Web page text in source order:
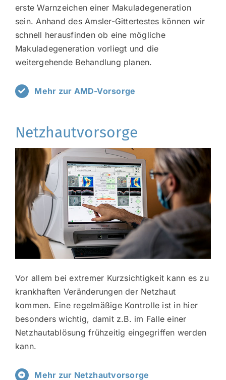
erste Warnzeichen einer Makuladegeneration
sein. Anhand des Amsler-Gittertestes können wir
schnell herausfinden ob eine mögliche
Makuladegeneration vorliegt und die
weitergehende Behandlung planen.
Mehr zur AMD-Vorsorge
Netzhautvorsorge
Vor allem bei extremer Kurzsichtigkeit kann es zu
krankhaften Veränderungen der Netzhaut
kommen. Eine regelmäßige Kontrolle ist in hier
besonders wichtig, damit z.B. im Falle einer
Netzhautablösung frühzeitig eingegriffen werden
kann.
Mehr zur Netzhautvorsorge